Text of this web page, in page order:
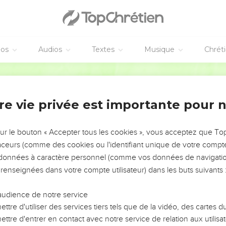
Audios Textes Musique
plus sage que sept [autres] qui donnent de sages conseils.
met en colère pour une dispute qui ne le touche en rien, est
de l'insensé, et qui cependant jette des feux, des flèches, et
trompé son ami, et qui après cela dit : Ne me jouais-je pas ?
bois ; ainsi quand il n'y aura plus de semeurs de rapports, les
de la braise, et le bois pour faire du feu, et l'homme
de rapports sont comme de ceux qui ne font pas semblant
du coeur.
le coeur mauvais, sont [comme] de la litharge enduite sur un
en ses lèvres, mais il cache la fraude au-dedans de soi.
ne le crois point ; car il y a sept abominations dans
vie privée est importante pour
le bouton « Accepter tous les cookies », vous acceptez que
(comme des cookies ou l'identifiant unique de votre
à caractère personnel (comme vos données de
dans votre compte utilisateur) dans les buts suivants :
de notre service
d'utiliser des services tiers tels que de la vidéo, des cartes
d'entrer en contact avec notre service de relation aux